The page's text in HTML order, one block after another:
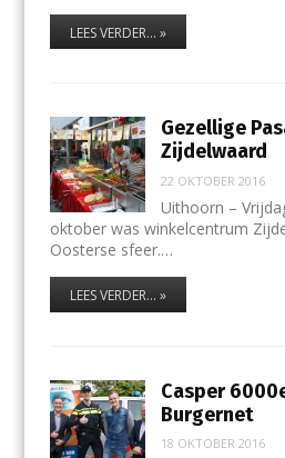
LEES VERDER... »
Gezellige
Zijdelwaard
22 OKTOBER 2016
Uithoorn –
oktober was winkelcentrum
Oosterse sfeer.…
LEES VERDER... »
Casper
Burgernet
18 OKTOBER 2016